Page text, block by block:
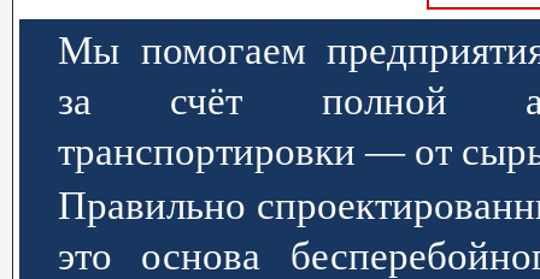
Мы помогаем
за счёт полной
транспортировки — от
Правильно
это основа